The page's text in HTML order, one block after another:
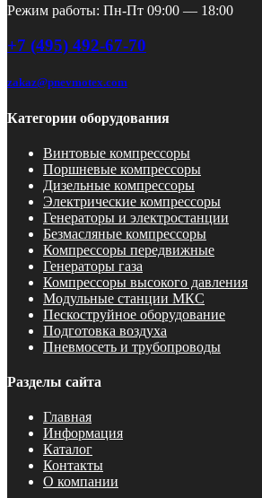
Режим работы: Пн-Пт 09:00 — 18:00
+7 (495) 492-67-70
zakaz@pnevmotex.com
Категории оборудования
Винтовые компрессоры
Поршневые компрессоры
Дизельные компрессоры
Электрические компрессоры
Генераторы и электростанции
Безмасляные компрессоры
Компрессоры передвижные
Генераторы газа
Компрессоры высокого давления
Модульные станции МКС
Пескоструйное оборудование
Подготовка воздуха
Пневмосеть и трубопроводы
Разделы сайта
Главная
Информация
Каталог
Контакты
О компании